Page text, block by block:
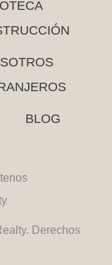
BLOG
Derechos